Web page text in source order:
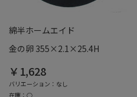
綿半ホームエイド
金の卵 355×2.1×25.4H
￥1,628
バリエーション：なし
在庫：○